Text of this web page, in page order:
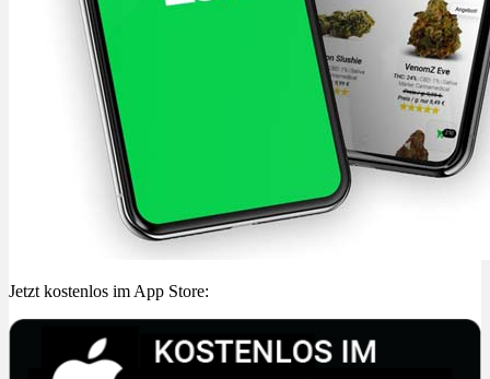
Jetzt kostenlos im App Store: